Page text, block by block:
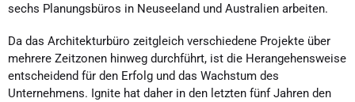
sechs Planungsbüros in Neuseeland und Australien arbeiten.
Da das Architekturbüro zeitgleich verschiedene Projekte über
mehrere Zeitzonen hinweg durchführt, ist die Herangehensweise
entscheidend für den Erfolg und das Wachstum des
Unternehmens. Ignite hat daher in den letzten fünf Jahren den